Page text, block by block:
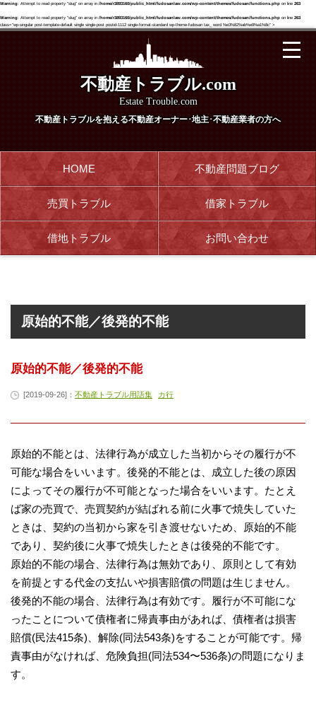
Warning: Attempt to read property "slug" on array in /home/r3893160/public_html/fudosanlaw.com/wp-content/themes/fudosan/functions.php on line 263
Warning: Attempt to read property "slug" on array in /home/r3893160/public_html/fudosanlaw.com/wp-content/themes/fudosan/functions.php on line 263
class="wp-singular post-template-default single single-post postid-1112 single-format-standard wp-theme-fudosan tax_ word %e3%82%ab%e8%a1%8c" >
不動産トラブル.com
Estate Trouble.com
不動産トラブルを抱える不動産オーナー･地主･不動産業者の方へ
HOME 不動産問題ブログ
売買トラブル 借家トラブル
借地トラブル お問い合わせ
原始的不能／後発的不能
原始的不能／後発的不能
[2019-09-26]： 不動産トラブル用語集 カ行
原始的不能とは、法律行為が成立した当初からその履行が不
可能な場合をいいます。後発的不能とは、成立した後の原因
によってその履行が不可能となった場合をいいます。たとえ
ば家の売買で、売買契約が結ばれる前に火事で焼失していた
ときは、契約の当初から家を引き渡せないため、原始的不能
であり、契約後に火事で焼失したときは後発的不能です。
原始的不能の場合、法律行為は無効であり、原則として有効
を前提とする代金の支払いや損害賠償の問題は生じません。
後発的不能の場合、法律行為は有効です。履行が不可能にな
ったことについて債権者に帰責事由があれば、債権者は損害
賠償(民法415条)、解除(同法543条)をすることが可能です。帰
責事由がなければ、危険負担(同法534〜536条)の問題になりま
す。